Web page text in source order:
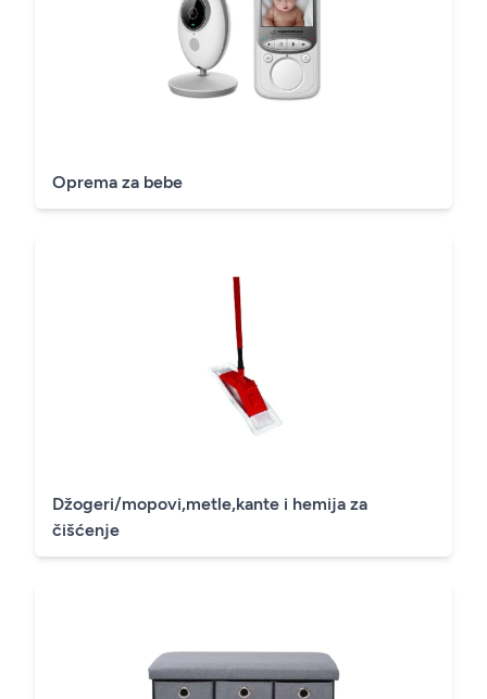
Oprema za bebe
Džogeri/mopovi,metle,kante i hemija za
čišćenje